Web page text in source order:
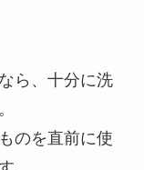
ら、十分に洗
のを直前に使